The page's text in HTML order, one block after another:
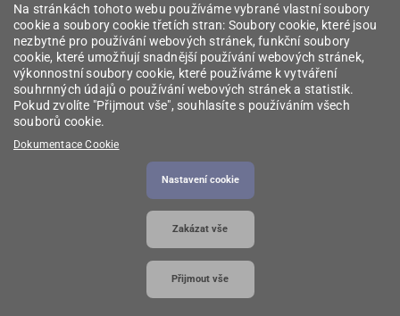
Registr energetických společenství
Registr zprostředkovatelů
Srovnávače
Vyhledávač licencí
2026 © Energetický regulační úřad
poskytovány v souladu se zákonem č. 106/1999
Sb., o svobodném přístupu k informacím.
Na stránkách tohoto webu používáme vybrané vlastní soubory
cookie a soubory cookie třetích stran: Soubory cookie, které jsou
nezbytné pro používání webových stránek, funkční soubory
cookie, které umožňují snadnější používání webových stránek,
výkonnostní soubory cookie, které používáme k vytváření
souhrnných údajů o používání webových stránek a statistik.
Pokud zvolíte "Přijmout vše", souhlasíte s používáním všech
souborů cookie.
Dokumentace Cookie
Nastavení cookie
Zakázat vše
Přijmout vše